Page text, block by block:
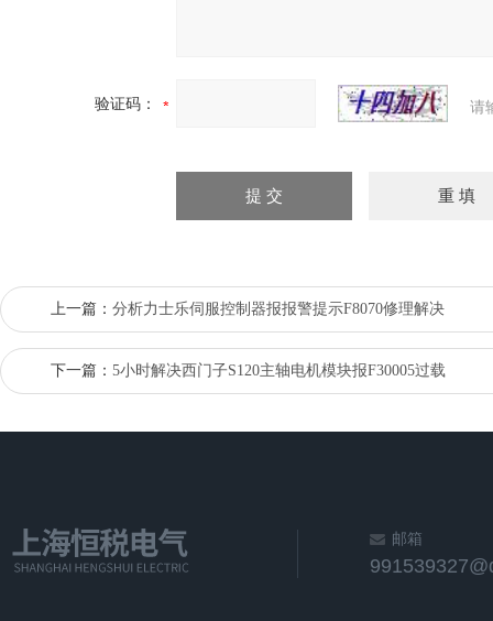
验证码： 请
上一篇： 分析力士乐伺服控制器报报警提示F8070修理解决
下一篇： 5小时解决西门子S120主轴电机模块报F30005过载
邮箱